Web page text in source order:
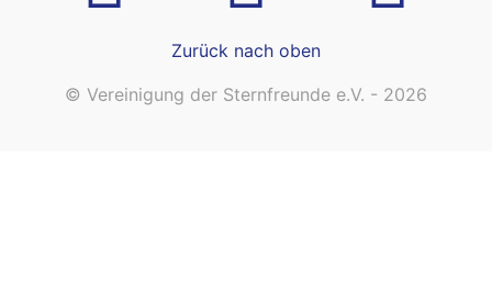
Zurück nach oben
© Vereinigung der Sternfreunde e.V. - 2026